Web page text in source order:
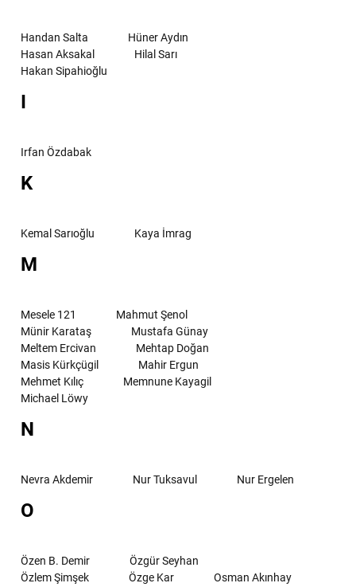
Handan Salta
Hüner Aydın
Hasan Aksakal
Hilal Sarı
Hakan Sipahioğlu
I
Irfan Özdabak
K
Kemal Sarıoğlu Kaya İmrag
M
Mesele 121
Mahmut Şenol
Münir Karataş
Mustafa Günay
Meltem Ercivan
Mehtap Doğan
Masis Kürkçügil
Mahir Ergun
Mehmet Kılıç
Memnune Kayagil
Michael Löwy
N
Nevra Akdemir Nur Tuksavul Nur Ergelen
O
Özen B. Demir
Özgür Seyhan
Özlem Şimşek
Özge Kar
Osman Akınhay